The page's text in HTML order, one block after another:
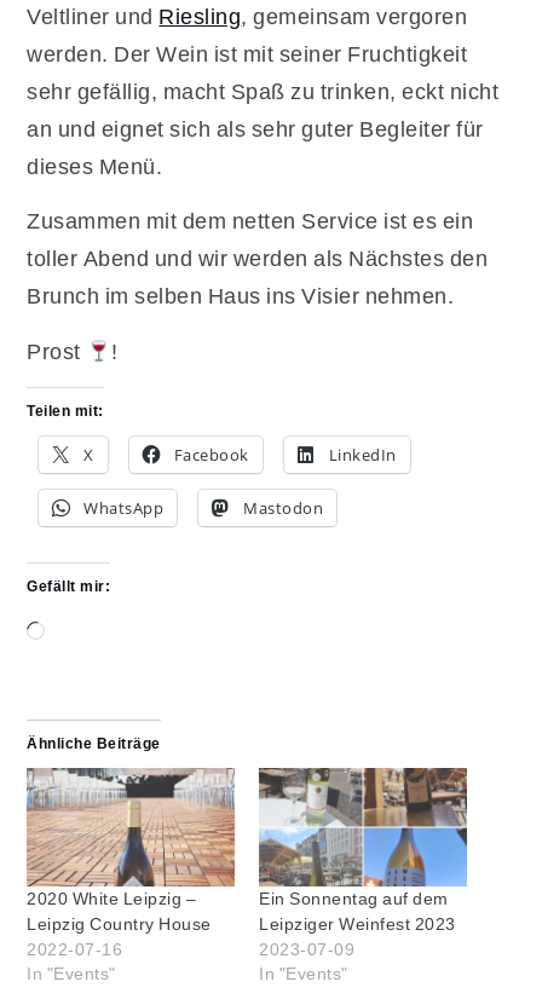
Veltliner und Riesling, gemeinsam vergoren
werden. Der Wein ist mit seiner Fruchtigkeit
sehr gefällig, macht Spaß zu trinken, eckt nicht
an und eignet sich als sehr guter Begleiter für
dieses Menü.
Zusammen mit dem netten Service ist es ein
toller Abend und wir werden als Nächstes den
Brunch im selben Haus ins Visier nehmen.
Prost
!
Teilen mit:
X Facebook LinkedIn
WhatsApp Mastodon
Gefällt mir:
Wird
Ähnliche Beiträge
2020 White Leipzig –
Leipzig Country House
2022-07-16
In "Events"
Ein Sonnentag auf dem
Leipziger Weinfest 2023
2023-07-09
In "Events"